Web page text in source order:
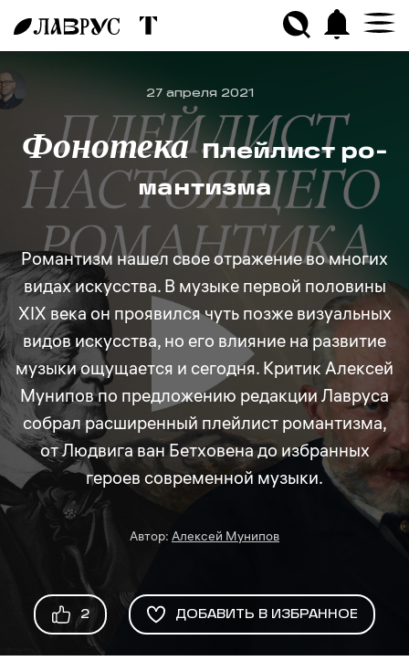
27 апреля 2021
Фонотека Плейлист ро­
ман­тиз­ма
Романтизм нашел свое отражение во многих
видах искусства. В музыке первой половины
XIX века он проявился чуть позже визуальных
видов искусства, но его влияние на развитие
музыки ощущается и сегодня. Критик Алексей
Мунипов по предложению редакции Лавруса
собрал расширенный плейлист романтизма,
от Людвига ван Бетховена до избранных
героев современной музыки.
Автор: Алексей Мунипов
2 ДОБАВИТЬ В ИЗБРАННОЕ